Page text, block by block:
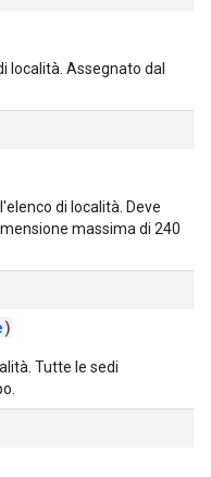
località. Assegnato dal
di località. Deve
massima di 240
)
Tutte le sedi